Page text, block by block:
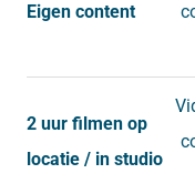
Eigen content
2 uur filmen op
locatie / in studio